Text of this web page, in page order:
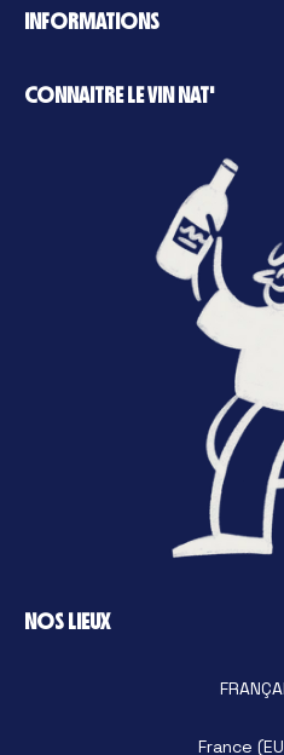
INFORMATIONS
CONNAITRE LE VIN NAT'
NOS LIEUX
France